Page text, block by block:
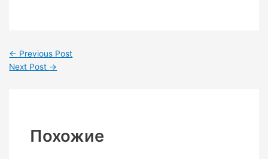
← Previous Post
Next Post →
Похожие